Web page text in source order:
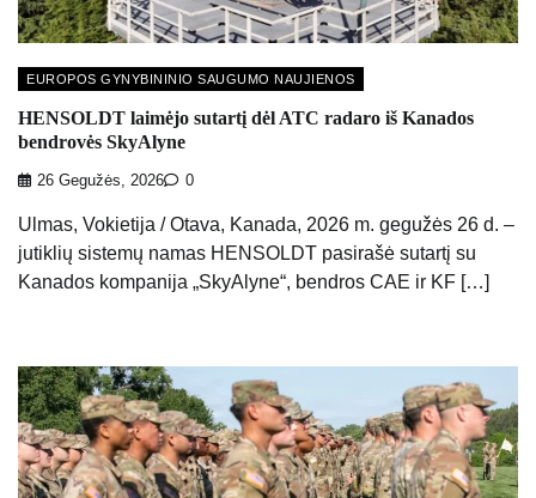
EUROPOS GYNYBININIO SAUGUMO NAUJIENOS
HENSOLDT laimėjo sutartį dėl ATC radaro iš Kanados
bendrovės SkyAlyne
26 Gegužės, 2026 0
Ulmas, Vokietija / Otava, Kanada, 2026 m. gegužės 26 d. –
jutiklių sistemų namas HENSOLDT pasirašė sutartį su
Kanados kompanija „SkyAlyne“, bendros CAE ir KF […]